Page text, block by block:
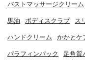
バストマッサージクリーム
馬油 ボディスクラブ ス
ハンドクリーム かかとケ
パラフィンパック 足角質